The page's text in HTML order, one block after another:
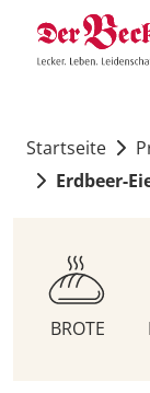
Startseite
Erdbeer-
BROTE